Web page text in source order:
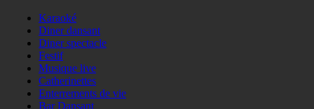
Karaoké
Diner dansant
Diner spectacle
Festif
Musique live
Catherinettes
Enterrements de vie
Bar Dansant